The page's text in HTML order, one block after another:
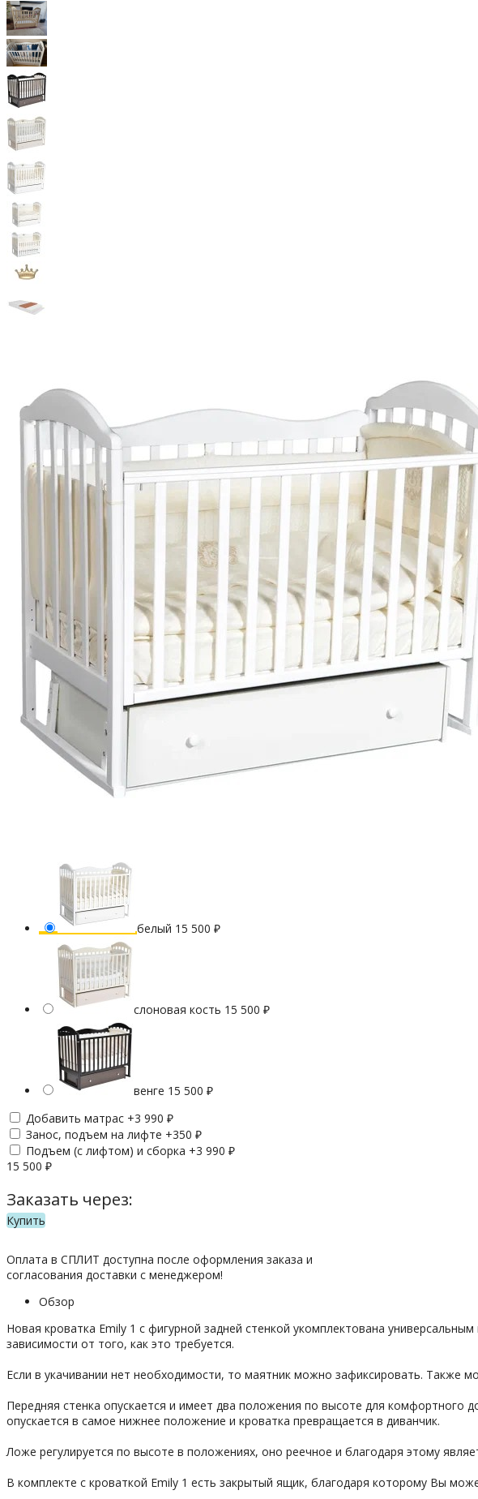
белый 15 500 ₽
слоновая кость 15 500 ₽
венге 15 500 ₽
Добавить матрас +3 990 ₽
Занос, подъем на лифте +350 ₽
Подъем (с лифтом) и сборка +3 990 ₽
15 500 ₽
Заказать через:
Купить
Оплата в СПЛИТ доступна после оформления заказа и
согласования доставки с менеджером!
Обзор
Новая кроватка Emily 1 с фигурной задней стенкой укомплектована
зависимости от того, как это требуется.
Если в укачивании нет необходимости, то маятник можно зафиксировать. Также
Передняя стенка опускается и имеет два положения по высоте для
опускается в самое нижнее положение и кроватка превращается в диванчик.
Ложе регулируется по высоте в положениях, оно реечное и благодаря этому
В комплекте с кроваткой Emily 1 есть закрытый ящик, благодаря которому Вы